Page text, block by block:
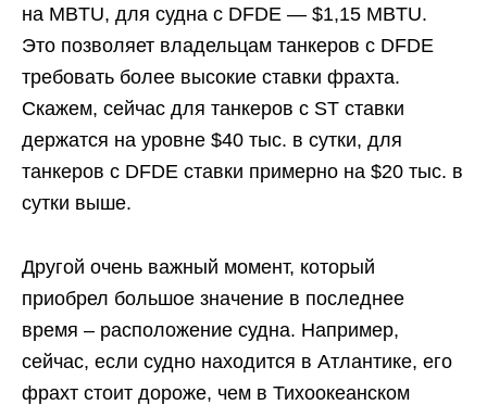
на MBTU, для судна с DFDE — $1,15 MBTU.
Это позволяет владельцам танкеров с DFDE
требовать более высокие ставки фрахта.
Скажем, сейчас для танкеров с ST ставки
держатся на уровне $40 тыс. в сутки, для
танкеров с DFDE ставки примерно на $20 тыс. в
сутки выше.
Другой очень важный момент, который
приобрел большое значение в последнее
время – расположение судна. Например,
сейчас, если судно находится в Атлантике, его
фрахт стоит дороже, чем в Тихоокеанском